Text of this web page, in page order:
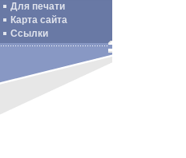
Для печати
Карта сайта
Ссылки